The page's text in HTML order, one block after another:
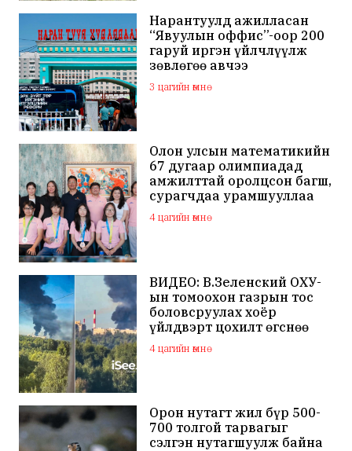
Нарантуулд ажилласан
“Явуулын оффис”-оор 200
гаруй иргэн үйлчлүүлж
зөвлөгөө авчээ
3 цагийн өмнө
Олон улсын математикийн
67 дугаар олимпиадад
амжилттай оролцсон багш,
сурагчдаа урамшууллаа
4 цагийн өмнө
ВИДЕО: В.Зеленский ОХУ-
ын томоохон газрын тос
боловсруулах хоёр
үйлдвэрт цохилт өгснөө
мэдэгдлээ
4 цагийн өмнө
Орон нутагт жил бүр 500-
700 толгой тарвагыг
сэлгэн нутагшуулж байна